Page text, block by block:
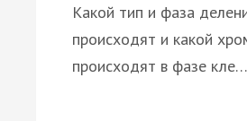
Какой тип и фаза
происходят и какой
происходят в фазе кле…